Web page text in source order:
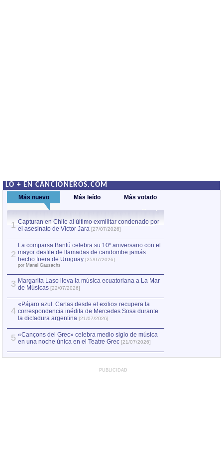
LO + EN CANCIONEROS.COM
Más nuevo Más leído Más votado
1 Capturan en Chile al último exmilitar condenado por
el asesinato de Víctor Jara [27/07/2026]
2
La comparsa Bantú celebra su 10º aniversario con el
mayor desfile de llamadas de candombe jamás
hecho fuera de Uruguay [25/07/2026]
por Manel Gausachs
3 Margarita Laso lleva la música ecuatoriana a La Mar
de Músicas [22/07/2026]
4
«Pájaro azul. Cartas desde el exilio» recupera la
correspondencia inédita de Mercedes Sosa durante
la dictadura argentina [21/07/2026]
5 «Cançons del Grec» celebra medio siglo de música
en una noche única en el Teatre Grec [21/07/2026]
PUBLICIDAD